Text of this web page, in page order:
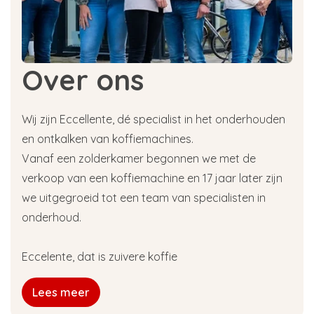
koffiemachine het beste
onderhouden?
Dit is natuurlijk afhankelijk van hoe vaak je
koffiegerechten drinkt, maar de vuistregel is om
je Bosch koffiemachine om de maand te
espressomachines hebben een automatisch
reinigings- en ontkalkingsprogramma. Doe dit
regelmatig want hoe langer je wacht des te
dikker wordt de kalklaag en hoe lastiger het
wordt dit te verwijderen. Iets wat ook erg
belangrijk is en vaak wordt vergeten is om
iedere week de zetgroep uit je Bosch
water.
Slimme technologie van Bosch
Over ons
Wij zijn Eccellente, dé specialist in het onderhouden
en ontkalken van koffiemachines.
Vanaf een zolderkamer begonnen we met de
verkoop van een koffiemachine en 17 jaar later zijn
we uitgegroeid tot een team van specialisten in
onderhoud.
Eccelente, dat is zuivere koffie
Lees meer